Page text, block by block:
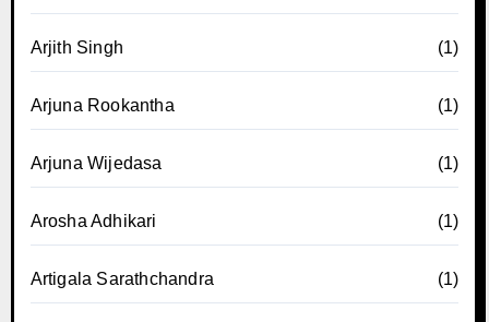
Arjith Singh (1)
Arjuna Rookantha (1)
Arjuna Wijedasa (1)
Arosha Adhikari (1)
Artigala Sarathchandra (1)